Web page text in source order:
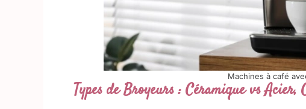
Machines à café
Types de Broyeurs : Céramique vs Acier,